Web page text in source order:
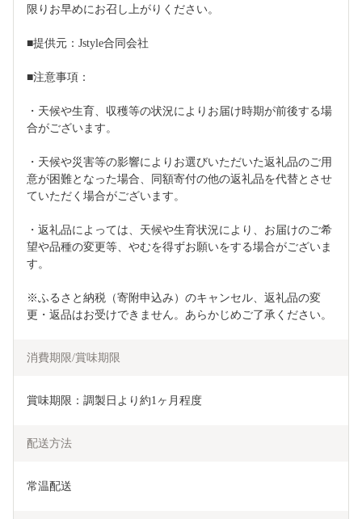
限りお早めにお召し上がりください。
■提供元：Jstyle合同会社
■注意事項：
・天候や生育、収穫等の状況によりお届け時期が前後する場
合がございます。
・天候や災害等の影響によりお選びいただいた返礼品のご用
意が困難となった場合、同額寄付の他の返礼品を代替とさせ
ていただく場合がございます。
・返礼品によっては、天候や生育状況により、お届けのご希
望や品種の変更等、やむを得ずお願いをする場合がございま
す。
※ふるさと納税（寄附申込み）のキャンセル、返礼品の変
更・返品はお受けできません。あらかじめご了承ください。
消費期限/賞味期限
賞味期限：調製日より約1ヶ月程度
配送方法
常温配送